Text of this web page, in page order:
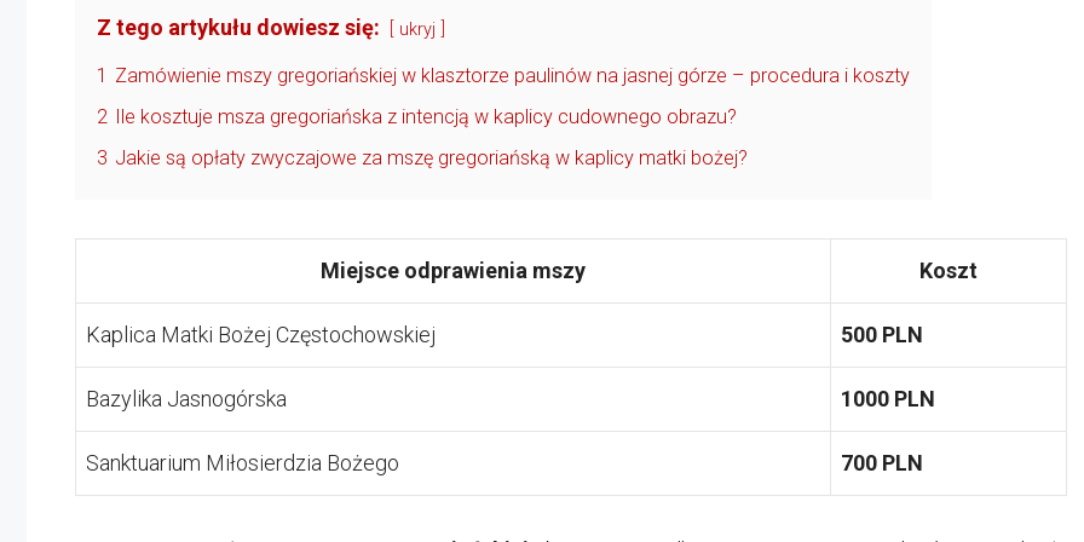
Z tego artykułu dowiesz się: ukryj
1 Zamówienie mszy gregoriańskiej w klasztorze paulinów na jasnej górze – procedura i koszty
2 Ile kosztuje msza gregoriańska z intencją w kaplicy cudownego obrazu?
3 Jakie są opłaty zwyczajowe za mszę gregoriańską w kaplicy matki bożej?
Miejsce odprawienia mszy Koszt
Kaplica Matki Bożej Częstochowskiej 500 PLN
Bazylika Jasnogórska 1000 PLN
Sanktuarium Miłosierdzia Bożego 700 PLN